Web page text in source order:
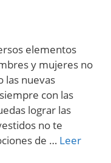
elementos
y mujeres no
las nuevas
con las
lograr las
no te
de … Leer